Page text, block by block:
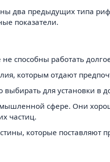
предыдущих типа
показатели.
способны работать
которым отдают
для установки в
сфере. Они
частиц.
которые поставляют